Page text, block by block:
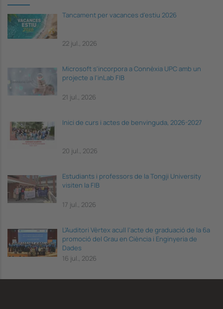
Tancament per vacances d'estiu 2026
22 jul., 2026
Microsoft s'incorpora a Connèxia UPC amb un
projecte a l'inLab FIB
21 jul., 2026
Inici de curs i actes de benvinguda, 2026-2027
20 jul., 2026
Estudiants i professors de la Tongji University
visiten la FIB
17 jul., 2026
L’Auditori Vèrtex acull l’acte de graduació de la 6a
promoció del Grau en Ciència i Enginyeria de
Dades
16 jul., 2026